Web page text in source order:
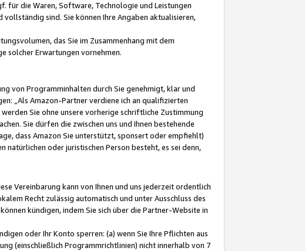
für die Waren, Software, Technologie und Leistungen
sind. Sie können Ihre Angaben aktualisieren,
das Sie im Zusammenhang mit dem
solcher Erwartungen vornehmen.
von Programminhalten durch Sie genehmigt, klar und
„Als Amazon-Partner verdiene ich an qualifizierten
Sie ohne unsere vorherige schriftliche Zustimmung
Sie dürfen die zwischen uns und Ihnen bestehende
dass Amazon Sie unterstützt, sponsert oder empfiehlt)
natürlichen oder juristischen Person besteht, es sei denn,
Vereinbarung kann von Ihnen und uns jederzeit ordentlich
Recht zulässig automatisch und unter Ausschluss des
kündigen, indem Sie sich über die Partner-Website in
oder Ihr Konto sperren: (a) wenn Sie Ihre Pflichten aus
(einschließlich Programmrichtlinien) nicht innerhalb von 7